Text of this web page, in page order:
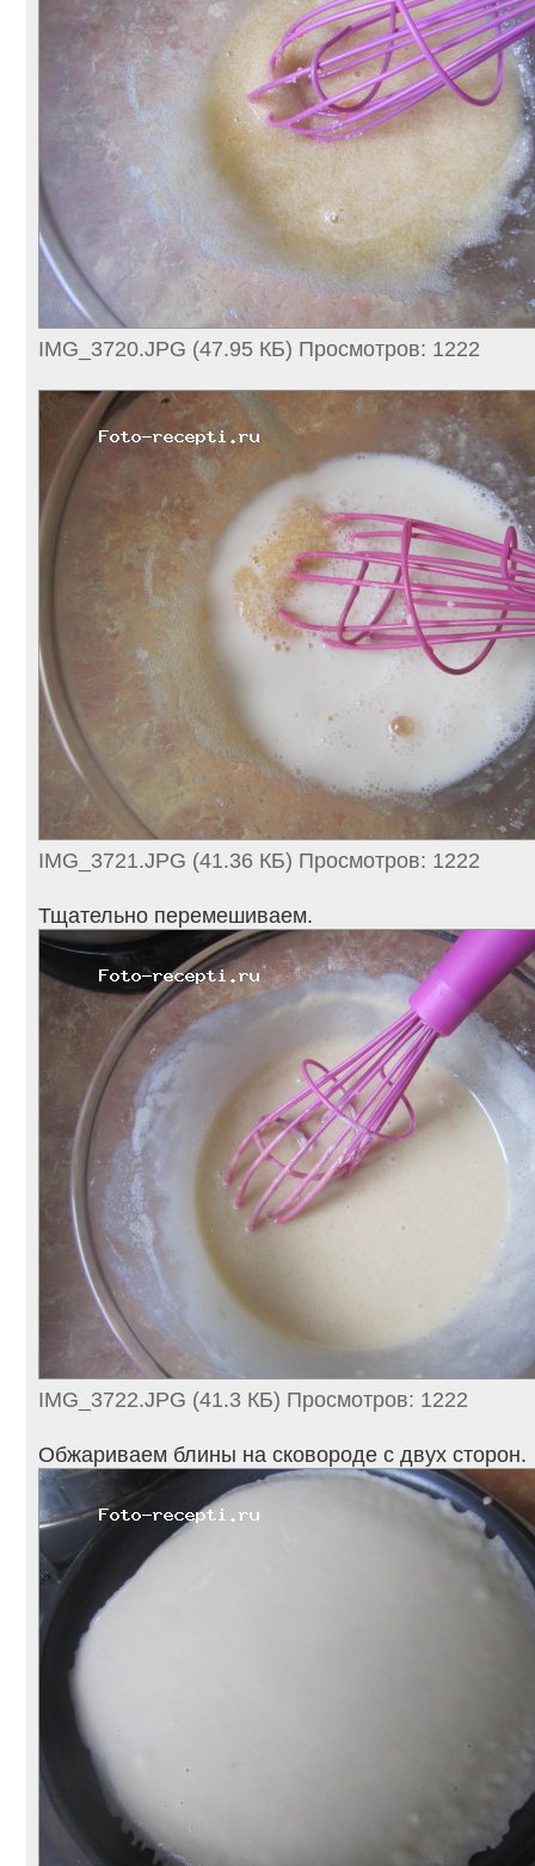
IMG_3720.JPG (47.95 КБ) Просмотров: 1222
IMG_3721.JPG (41.36 КБ) Просмотров: 1222
Тщательно перемешиваем.
IMG_3722.JPG (41.3 КБ) Просмотров: 1222
Обжариваем блины на сковороде с двух сторон.